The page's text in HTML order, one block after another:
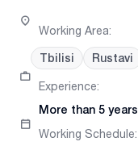
Working Area:
Tbilisi Rustavi
Experience:
More than 5 years
Working Schedule: